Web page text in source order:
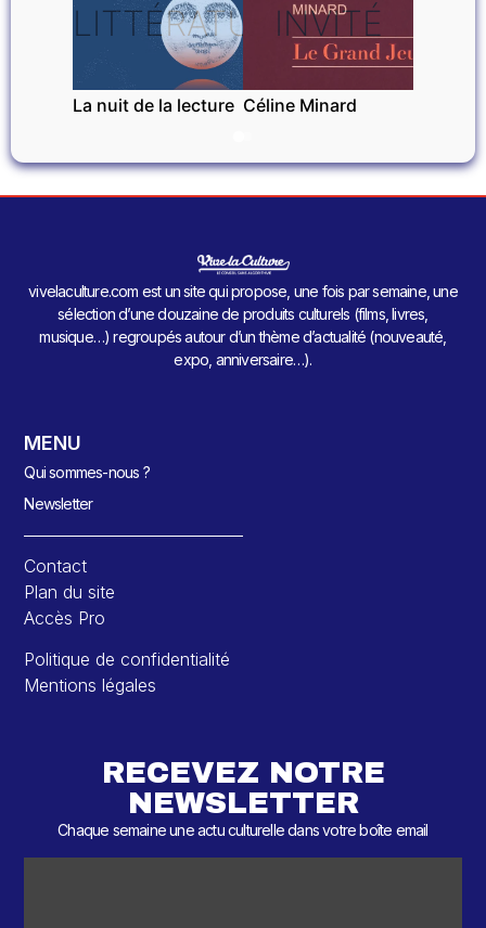
LITTÉRATURE
La nuit de la lecture
INVITÉ
Céline Minard
vivelaculture.com est un site qui propose, une fois par semaine, une
sélection d’une douzaine de produits culturels (films, livres,
musique…) regroupés autour d’un thème d’actualité (nouveauté,
expo, anniversaire…).
MENU
Qui sommes-nous ?
Newsletter
Contact
Plan du site
Accès Pro
Politique de confidentialité
Mentions légales
RECEVEZ NOTRE
NEWSLETTER
Chaque semaine une actu culturelle dans votre boîte email